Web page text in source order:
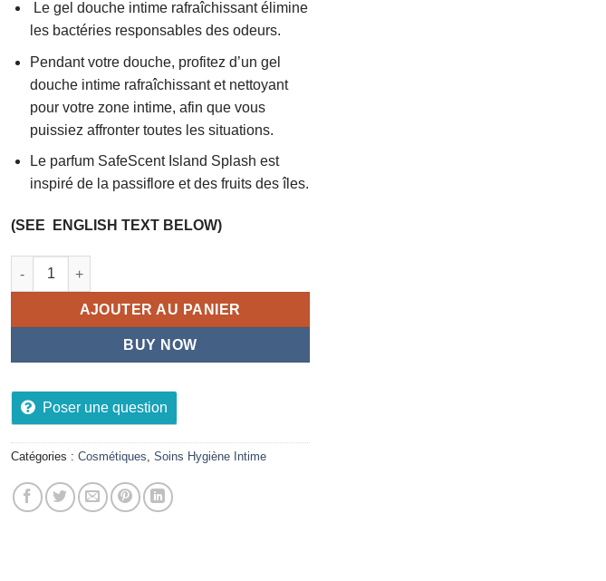
5
Le gel douche intime rafraîchissant élimine
les bactéries responsables des odeurs.
Pendant votre douche, profitez d’un gel
douche intime rafraîchissant et nettoyant
pour votre zone intime, afin que vous
puissiez affronter toutes les situations.
Le parfum SafeScent Island Splash est
inspiré de la passiflore et des fruits des îles.
(SEE ENGLISH TEXT BELOW)
quantité de Gel nettoyant pour peaux sensibles SUMMER'S EVE 266ml
AJOUTER AU PANIER
BUY NOW
Poser une question
Catégories : Cosmétiques Soins Hygiène Intime